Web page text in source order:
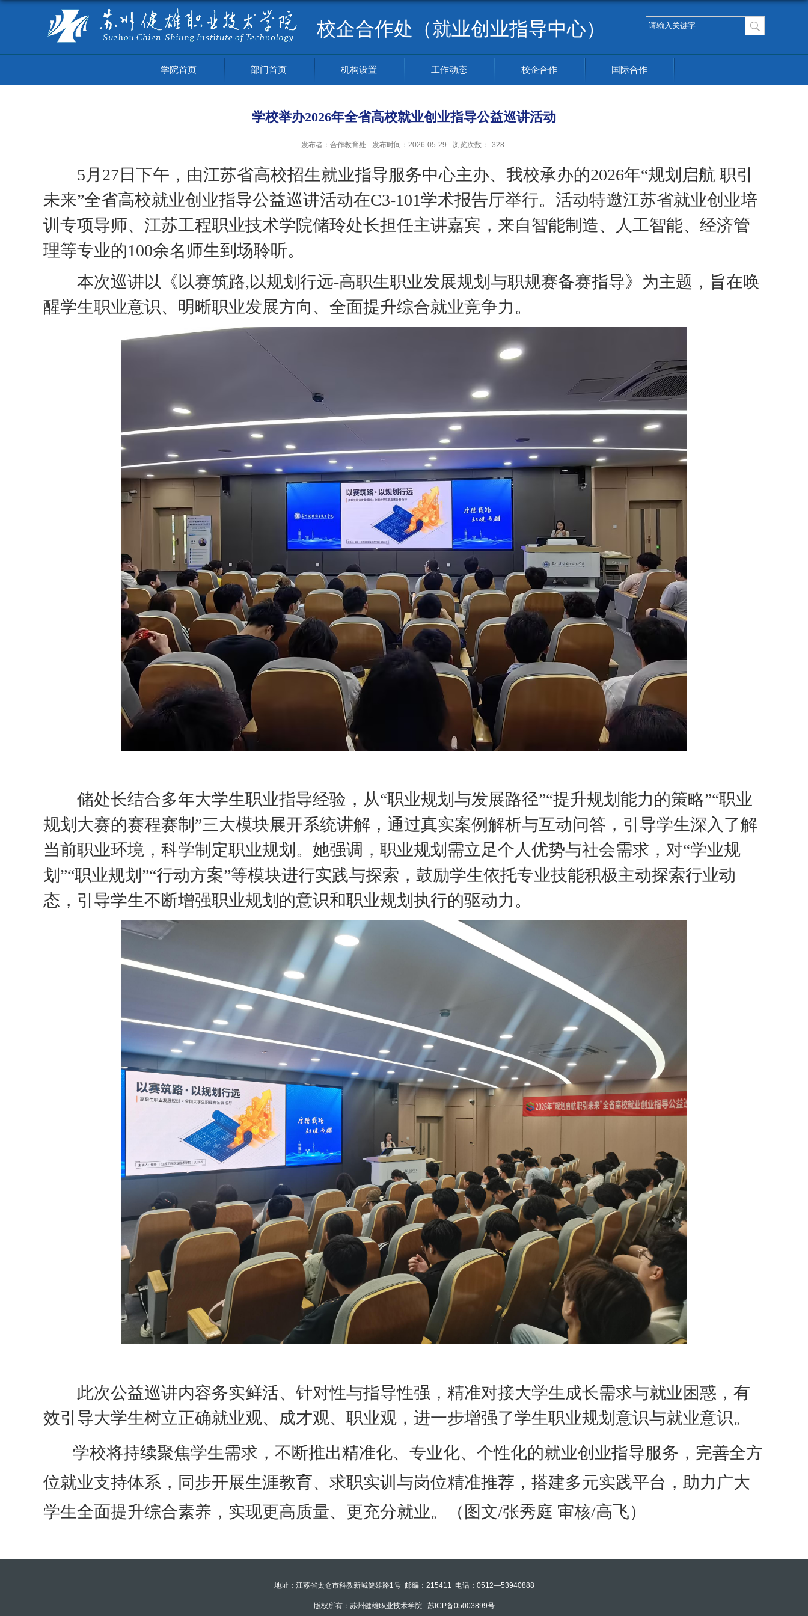
校企合作处（就业创业指导中心）
学院首页 部门首页 机构设置 工作动态 校企合作 国际合作
学校举办2026年全省高校就业创业指导公益巡讲活动
发布者：合作教育处 发布时间：2026-05-29 浏览次数： 328
5月 27日下午，由江苏省高校招生就业指导服务中心主办、我校承办的2026年“规划启航 职引
未来”全省高校就业创业指导公益巡讲活动在C3-101学术报告厅举行。活动特邀江苏省就业创业培
训专项导师、 江苏工程职业技术学院储玲处长担任主讲嘉宾，来自智能制造、 人工智能、 经济管
理等专业的100余名师生到场聆听。
本次巡讲以《以赛筑路,以规划行远-高职生职业发展规划与职规赛备赛指导》为主题 ，旨在唤
醒学生职业意识、 明晰职业发展方向、全面提升综合就业竞争力。
储处长结合多年大学生职业指导经验，从“职业规划与发展路径”“提升规划能力的策略”“职业
规划大赛的赛程赛制 ”三大模块展开系统讲解，通过真实案例解析与互动问答，引导学生深入了解
当前职业环境，科学制定职业规划。 她强调，职业规划 需立足个人优势与社会需求， 对“学业规
划”“职业规划”“行动方案”等模块进行实践与探索， 鼓励学生依托专业技能积极主动探索行业动
态， 引导学生不断增强职业规划的意识和职业规划执行的驱动力 。
此次公益巡讲内容务实鲜活、针对性与指导性强，精准对接大学生成长需求与就业困惑，有
效引导大学生树立正确就业观、成才观、职业观，进一步增强了学生职业规划意识与就业意识。
学校将持续聚焦学生需求，不断推出精准化、专业化、个性化的就业创业指导服务，完善全方
位就业支持体系，同步开展生涯教育、求职实训与岗位精准推荐，搭建多元实践平台，助力广大
学生全面提升综合素养，实现更高质量、更充分就业。（图文/张秀庭 审核/高飞）
地址：江苏省太仓市科教新城健雄路1号 邮编：215411 电话：0512―53940888
版权所有：苏州健雄职业技术学院 苏ICP备05003899号